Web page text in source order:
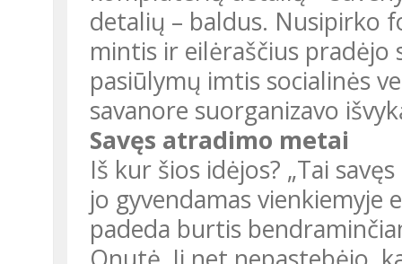
detalių – baldus. Nusipirko
mintis ir eilėraščius
pasiūlymų imtis socialinės
savanore suorganizavo
Savęs atradimo metai
Iš kur šios idėjos? „Tai
jo gyvendamas
padeda burtis